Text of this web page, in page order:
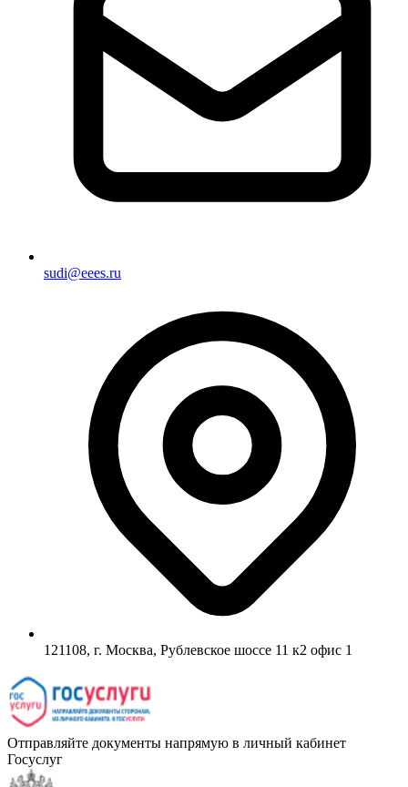
sudi@eees.ru
121108, г. Москва, Рублевское шоссе 11 к2 офис 1
Отправляйте документы напрямую в личный кабинет
Госуслуг